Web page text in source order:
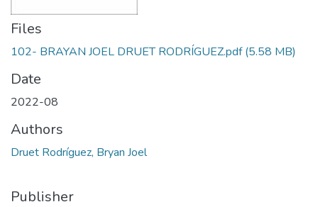
Files
102- BRAYAN JOEL DRUET RODRÍGUEZ.pdf(5.58 MB)
Date
2022-08
Authors
Druet Rodríguez, Bryan Joel
Publisher